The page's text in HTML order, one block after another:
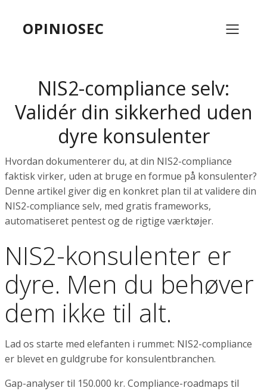
OPINIOSEC
NIS2-compliance selv:
Validér din sikkerhed uden
dyre konsulenter
Hvordan dokumenterer du, at din NIS2-compliance
faktisk virker, uden at bruge en formue på konsulenter?
Denne artikel giver dig en konkret plan til at validere din
NIS2-compliance selv, med gratis frameworks,
automatiseret pentest og de rigtige værktøjer.
NIS2-konsulenter er
dyre. Men du behøver
dem ikke til alt.
Lad os starte med elefanten i rummet: NIS2-compliance
er blevet en guldgrube for konsulentbranchen.
Gap-analyser til 150.000 kr. Compliance-roadmaps til